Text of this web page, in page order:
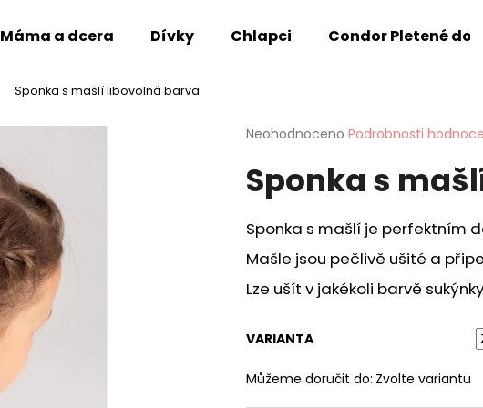
Máma a dcera Dívky Chlapci Condor Pletené
Sponka s mašlí libovolná barva
Průměrné
produktu
je
z
5
hvězdiček.
Neohodnoceno Podrobnosti
Sponka s
Sponka s mašlí je perfektním
Mašle jsou pečlivě ušité a
Lze ušít v jakékoli barvě
VARIANTA
Můžeme doručit do: Zvolte variantu
Co potřebujete najít?
HLEDAT